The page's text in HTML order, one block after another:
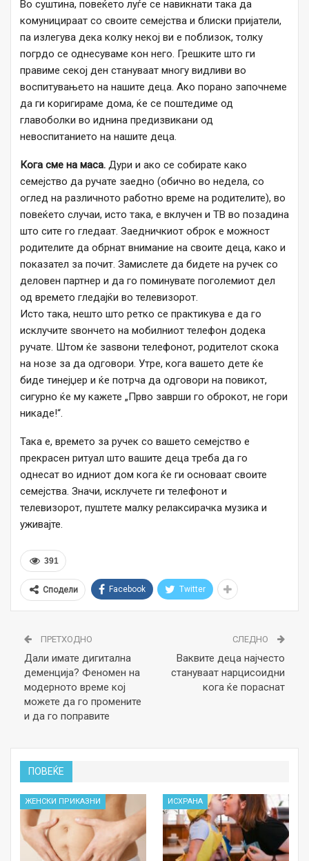
Во суштина, повеќето луѓе се навикнати така да
комуницираат со своите семејства и блиски пријатели,
па излегува дека колку некој ви е поблизок, толку
погрдо се однесуваме кон него. Грешките што ги
правиме секој ден стануваат многу видливи во
воспитувањето на нашите деца. Ако порано започнеме
да ги коригираме дома, ќе се поштедиме од
главоболки во иднина предизвикани од
невоспитанието на нашите деца.
Кога сме на маса. Дури и ако се собирате како
семејство да ручате заедно (обично во недела, со
оглед на различното работно време на родителите), во
повеќето случаи, исто така, е вклучен и ТВ во позадина
што сите го гледаат. Заедничкиот оброк е можност
родителите да обрнат внимание на своите деца, како и
показател за почит. Замислете да бидете на ручек со
деловен партнер и да го поминувате поголемиот дел
од времето гледајќи во телевизорот.
Исто така, нешто што ретко се практикува е да го
исклучите ѕвончето на мобилниот телефон додека
ручате. Штом ќе заsвони телефонот, родителот скока
на нозе за да одговори. Утре, кога вашето дете ќе
биде тинејџер и ќе потрча да одговори на повикот,
сигурно ќе му кажете „Прво заврши го оброкот, не гори
никаде!“.
Така е, времето за ручек со вашето семејство е
прекрасен ритуал што вашите деца треба да го
однесат во идниот дом кога ќе ги основаат своите
семејства. Значи, исклучете ги телефонот и
телевизорот, пуштете малку релаксирачка музика и
уживајте.
391
Сподели Facebook Twitter
ПРЕТХОДНО
Дали имате дигитална
деменција? Феномен на
модерното време кој
можете да го промените
и да го поправите
СЛЕДНО
Ваквите деца најчесто
стануваат нарцисоидни
кога ќе пораснат
ПОВЕЌЕ
ЖЕНСКИ ПРИКАЗНИ ИСХРАНА